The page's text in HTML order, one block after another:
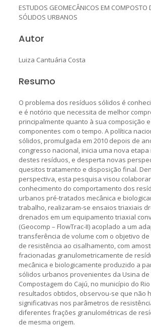
ESTUDOS GEOMECÂNICOS EM COMPOSTO
SÓLIDOS URBANOS
Autor
Luiza Cantuária Costa
Resumo
O problema dos resíduos sólidos é
e é notório que necessita de melhor
principalmente quanto à sua composição
componentes com o tempo. A política
sólidos, promulgada em 2010 depois de
congresso nacional, inicia uma nova
destes resíduos, e desperta novas
quesitos tratamento e disposição final.
perspectiva, esta pesquisa visou
conhecimento do comportamento dos
urbanos pré-tratados mecânica e
trabalho, realizaram-se ensaios triaxiais
drenados em um equipamento triaxial
(Geocomp – FlowTrac-II) acoplado a um
transferência de volume com o objetivo
de resistência ao cisalhamento, com
fracionadas granulometricamente de
mecânica e biologicamente produzido a
sólidos urbanos provenientes da Usina de
Compostagem do Cajú, no município do
resultados obtidos, observou-se que não
significativas nos parâmetros de
diferentes frações granulométricas de
de mesma origem.